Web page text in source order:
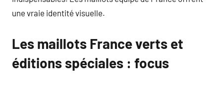
une vraie identité visuelle.
Les maillots France verts et
éditions spéciales : focus